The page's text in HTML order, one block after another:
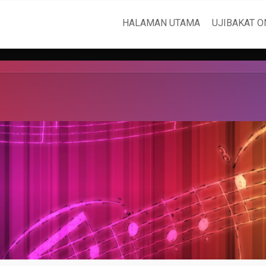
HALAMAN UTAMA UJIBAKAT